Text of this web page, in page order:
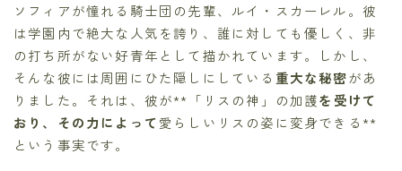
ソフィアが憧れる騎士団の先輩、ルイ・スカーレル。彼
は学園内で絶大な人気を誇り、誰に対しても優しく、非
の打ち所がない好青年として描かれています。しかし、
そんな彼には周囲にひた隠しにしている 重大な秘密があ
りました。それは、彼が**「リスの神」の加護を受けて
おり、その力によって愛らしいリスの姿に変身できる**
という事実です。